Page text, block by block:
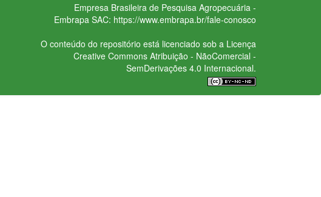
Empresa Brasileira de Pesquisa Agropecuária -
Embrapa SAC: https://www.embrapa.br/fale-conosco
O conteúdo do repositório está licenciado sob a Licença
Creative CommonsAtribuição - NãoComercial -
SemDerivações 4.0 Internacional.